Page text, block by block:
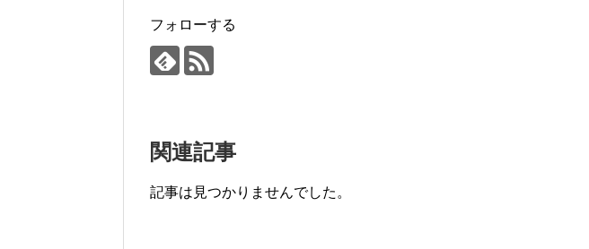
フォローする
関連記事
記事は見つかりませんでした。